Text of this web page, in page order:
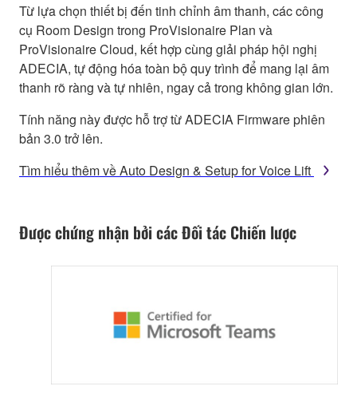
Từ lựa chọn thiết bị đến tinh chỉnh âm thanh, các công
cụ Room Design trong ProVisionaire Plan và
ProVisionaire Cloud, kết hợp cùng giải pháp hội nghị
ADECIA, tự động hóa toàn bộ quy trình để mang lại âm
thanh rõ ràng và tự nhiên, ngay cả trong không gian lớn.
Tính năng này được hỗ trợ từ ADECIA Firmware phiên
bản 3.0 trở lên.
Tìm hiểu thêm về Auto Design & Setup for Voice Lift
Được chứng nhận bởi các Đối tác Chiến lược